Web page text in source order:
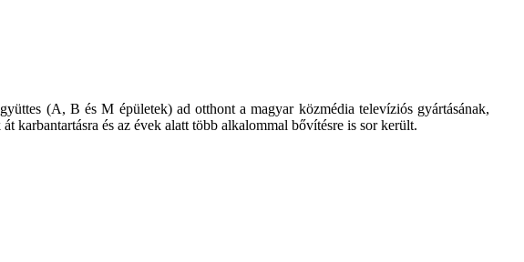
(A, B és M épületek) ad otthont a magyar közmédia televíziós gyártásának,
karbantartásra és az évek alatt több alkalommal bővítésre is sor került.